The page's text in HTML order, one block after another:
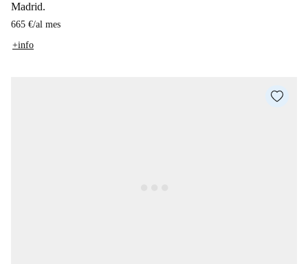
Madrid.
665 €/al mes
+info